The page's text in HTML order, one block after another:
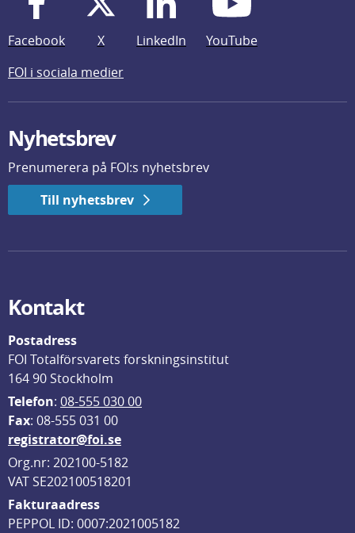
Facebook X LinkedIn
YouTube
FOI i sociala medier
Nyhetsbrev
Prenumerera på FOI:s nyhetsbrev
Till nyhetsbrev
Kontakt
Postadress
FOI Totalförsvarets forskningsinstitut
164 90 Stockholm
Telefon: 08-555 030 00
Fax: 08-555 031 00
registrator@foi.se
Org.nr: 202100-5182
VAT SE202100518201
Fakturaadress
PEPPOL ID: 0007:2021005182